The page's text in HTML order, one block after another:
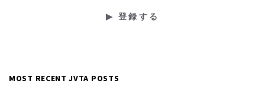
MOST RECENT JVTA POSTS